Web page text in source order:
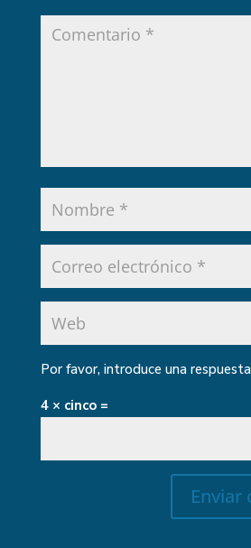
Por favor, introduce una
4 × cinco =